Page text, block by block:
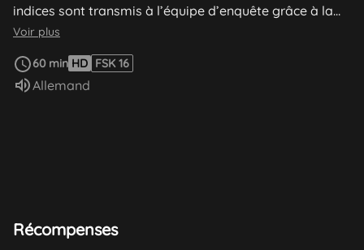
indices sont transmis à l’équipe d’enquête grâce à la
localisation du téléphone portable qui a servi à
Pendant ce temps, Buch, acculé, reçoit une aide
inattendue du ministre de la Défense Rossing.
Voir plus
60 min HD FSK 16
Audio :
Allemand
Récompenses